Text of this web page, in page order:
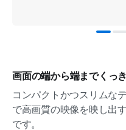
画面の端から端までくっ
コンパクトかつスリムな
で高画質の映像を映し出
です。